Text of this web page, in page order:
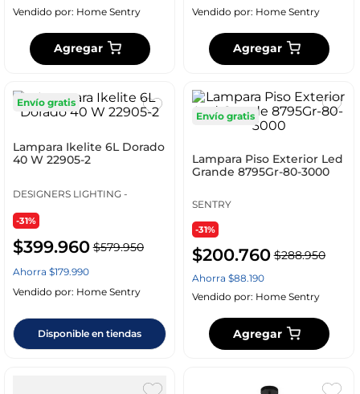
Vendido por: Home Sentry
Agregar
Vendido por: Home Sentry
Agregar
Envío gratis
Lampara Ikelite 6L Dorado
40 W 22905-2
DESIGNERS LIGHTING -
-31%
$399.960 $579.950
Ahorra $179.990
Vendido por: Home Sentry
Disponible en tiendas
Envío gratis
Lampara Piso Exterior Led
Grande 8795Gr-80-3000
SENTRY
-31%
$200.760 $288.950
Ahorra $88.190
Vendido por: Home Sentry
Agregar